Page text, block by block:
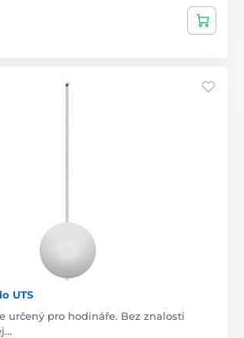
UTS
určený pro hodináře. Bez znalosti